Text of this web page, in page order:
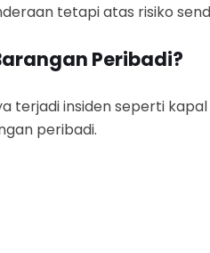
tetapi atas risiko
Peribadi?
terjadi insiden seperti
peribadi.